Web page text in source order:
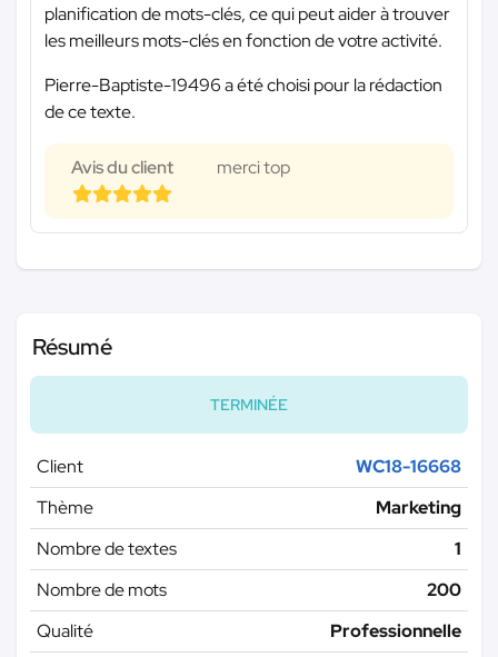
planification de mots-clés, ce qui peut aider à trouver
les meilleurs mots-clés en fonction de votre activité.
Pierre-Baptiste-19496 a été choisi pour la rédaction
de ce texte.
Avis du client merci top
Résumé
TERMINÉE
Client
WC18-16668
Thème
Marketing
Nombre de textes
1
Nombre de mots
200
Qualité
Professionnelle